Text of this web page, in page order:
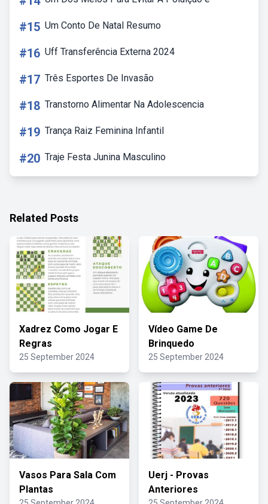
#15 Um Conto De Natal Resumo
#16 Uff Transferência Externa 2024
#17 Três Esportes De Invasão
#18 Transtorno Alimentar Na Adolescencia
#19 Trança Raiz Feminina Infantil
#20 Traje Festa Junina Masculino
Related Posts
Xadrez Como Jogar E
Regras
25 September 2024
Vídeo Game De
Brinquedo
25 September 2024
Vasos Para Sala Com
Plantas
Uerj - Provas
Anteriores